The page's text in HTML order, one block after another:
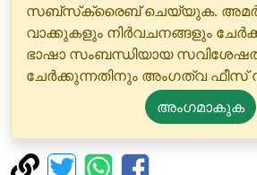
സബ്‌സ്‌ക്രൈബ് ചെയ്യുക.
വാക്കുകളും നിർവചനങ്ങളും
ഭാഷാ സംബന്ധിയായ
ചേർക്കുന്നതിനും അംഗത്വ
അംഗമാകുക